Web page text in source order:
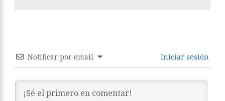
Notificar por email Iniciar sesión